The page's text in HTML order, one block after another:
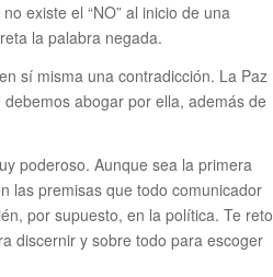
existe el “NO” al inicio de una
la palabra negada.
sí misma una contradicción. La Paz
abogar por ella, además de
poderoso. Aunque sea la primera
las premisas que todo comunicador
por supuesto, en la política. Te reto
discernir y sobre todo para escoger